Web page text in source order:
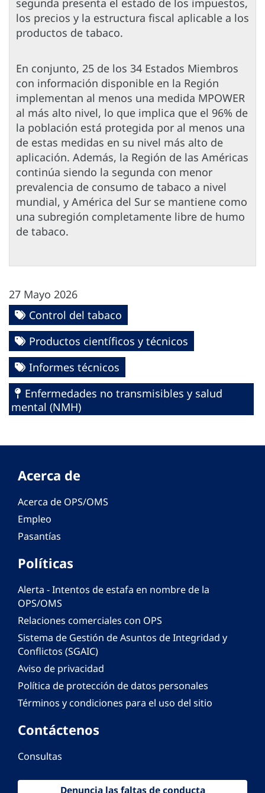
segunda presenta el estado de los impuestos,
los precios y la estructura fiscal aplicable a los
productos de tabaco.
En conjunto, 25 de los 34 Estados Miembros
con información disponible en la Región
implementan al menos una medida MPOWER
al más alto nivel, lo que implica que el 96% de
la población está protegida por al menos una
de estas medidas en su nivel más alto de
aplicación. Además, la Región de las Américas
continúa siendo la segunda con menor
prevalencia de consumo de tabaco a nivel
mundial, y América del Sur se mantiene como
una subregión completamente libre de humo
de tabaco.
27 Mayo 2026
Control del tabaco
Productos científicos y técnicos
Informes técnicos
Enfermedades no transmisibles y salud
mental (NMH)
Acerca de
Acerca de OPS/OMS
Empleo
Pasantías
Políticas
Alerta - Intentos de estafa en nombre de la
OPS/OMS
Relaciones comerciales con OPS
Sistema de Gestión de Asuntos de Integridad y
Conflictos (SGAIC)
Aviso de privacidad
Política de protección de datos personales
Términos y condiciones para el uso del sitio
Contáctenos
Consultas
Denuncia las faltas de conducta